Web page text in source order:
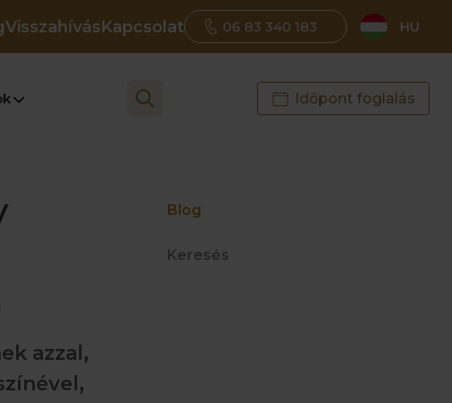
VisszahívásKapcsolat 06 83 340 183 HU
Időpont foglalás
azzal,
Blog
Keresés